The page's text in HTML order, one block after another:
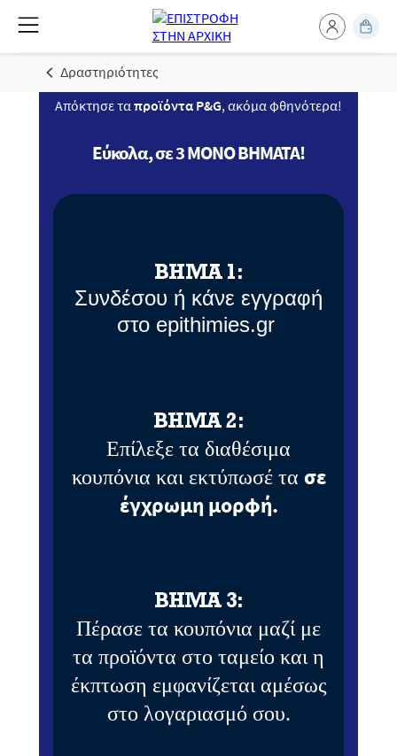
Δραστηριότητες
Απόκτησε ταπροϊόντα P&G, ακόμα φθηνότερα!
Εύκολα, σε 3 ΜΟΝΟ ΒΗΜΑΤΑ!
ΒΗΜΑ 1:
Συνδέσου ή κάνε εγγραφή
στο epithimies.gr
ΒΗΜΑ 2:
Επίλεξε τα διαθέσιμα
κουπόνια και εκτύπωσέ τα σε
έγχρωμη μορφή.
ΒΗΜΑ 3:
Πέρασε τα κουπόνια μαζί με
τα προϊόντα στο ταμείο και η
έκπτωση εμφανίζεται αμέσως
στο λογαριασμό σου.